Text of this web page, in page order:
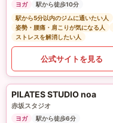
ヨガ
駅から徒歩10分
駅から5分以内のジムに通いたい人
姿勢・腰痛・肩こりが気になる人
ストレスを解消したい人
公式サイトを見る
PILATES STUDIO noa
赤坂スタジオ
ヨガ
駅から徒歩6分